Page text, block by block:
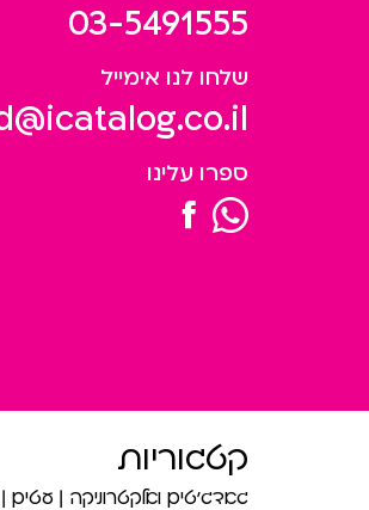
03-5491555
שלחו לנו אימייל
ספרו עלינו
קטגוריות
גאדג’טים ואלקטרוניקה עטים